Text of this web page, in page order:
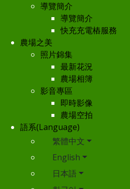
導覽簡介
導覽簡介
快充充電樁服務
農場之美
照片錦集
最新花況
農場相簿
影音專區
即時影像
農場空拍
語系(Language)
繁體中文
English
日本語